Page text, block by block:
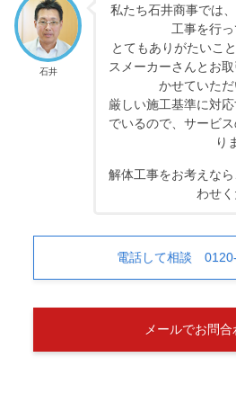
石井
私たち石井商事では
工事を行っ
とてもありがたいこ
スメーカーさんとお
かせていただ
厳しい施工基準に対
でいるので、サービ
り
解体工事をお考えな
わせく
電話して相談
メールでお問合